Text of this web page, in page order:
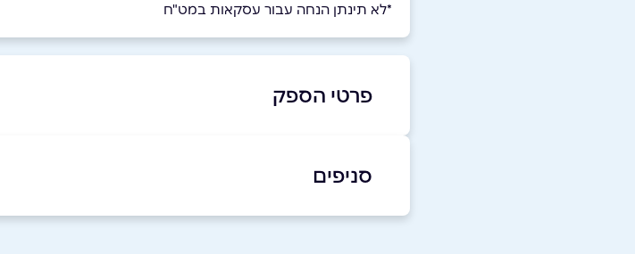
*לא תינתן הנחה עבור עסקאות במט"ח
פרטי הספק
באתר
סניפים
רמת השרון